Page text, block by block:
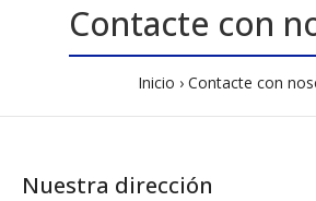
Contacte con
Inicio Contacte con
Nuestra dirección